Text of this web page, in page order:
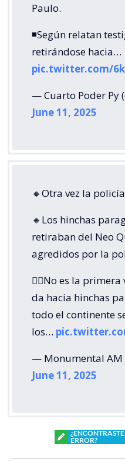
Paulo.
◾Según relatan
retirándose hacia…
pic.twitter.com/
— Cuarto Poder Py
June 11, 2025
🔸Otra vez la
🔸Los hinchas
retiraban del Neo
agredidos por la
👉🏼No es la
da hacia hinchas
todo el continente
los…
— Monumental AM
June 11, 2025
ERROR?